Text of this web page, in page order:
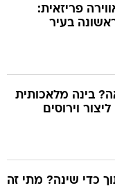
פריזאית:
בעיר
בינה מלאכותית
וירוסים
כדי שינה? מתי זה